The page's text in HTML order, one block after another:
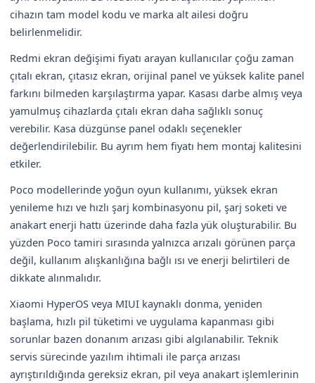
cihazın tam model kodu ve marka alt ailesi doğru
belirlenmelidir.
Redmi ekran değişimi fiyatı arayan kullanıcılar çoğu zaman
çıtalı ekran, çıtasız ekran, orijinal panel ve yüksek kalite panel
farkını bilmeden karşılaştırma yapar. Kasası darbe almış veya
yamulmuş cihazlarda çıtalı ekran daha sağlıklı sonuç
verebilir. Kasa düzgünse panel odaklı seçenekler
değerlendirilebilir. Bu ayrım hem fiyatı hem montaj kalitesini
etkiler.
Poco modellerinde yoğun oyun kullanımı, yüksek ekran
yenileme hızı ve hızlı şarj kombinasyonu pil, şarj soketi ve
anakart enerji hattı üzerinde daha fazla yük oluşturabilir. Bu
yüzden Poco tamiri sırasında yalnızca arızalı görünen parça
değil, kullanım alışkanlığına bağlı ısı ve enerji belirtileri de
dikkate alınmalıdır.
Xiaomi HyperOS veya MIUI kaynaklı donma, yeniden
başlama, hızlı pil tüketimi ve uygulama kapanması gibi
sorunlar bazen donanım arızası gibi algılanabilir. Teknik
servis sürecinde yazılım ihtimali ile parça arızası
ayrıştırıldığında gereksiz ekran, pil veya anakart işlemlerinin